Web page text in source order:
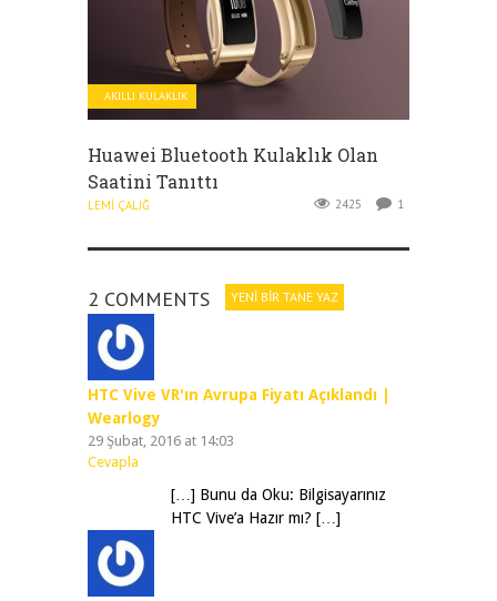
AKILLI KULAKLIK
Huawei Bluetooth Kulaklık Olan
Saatini Tanıttı
LEMI ÇALIĞ 2425 1
2 COMMENTS YENI BIR TANE YAZ
HTC Vive VR'ın Avrupa Fiyatı Açıklandı |
Wearlogy
29 Şubat, 2016 at 14:03
Cevapla
[…] Bunu da Oku: Bilgisayarınız
HTC Vive’a Hazır mı? […]